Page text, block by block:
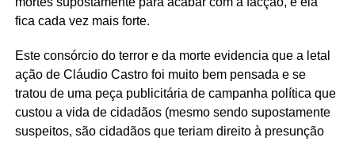
fica cada vez mais forte.
Este consórcio do terror e da morte evidencia que a letal
ação de Cláudio Castro foi muito bem pensada e se
tratou de uma peça publicitária de campanha política que
custou a vida de cidadãos (mesmo sendo supostamente
suspeitos, são cidadãos que teriam direito à presunção